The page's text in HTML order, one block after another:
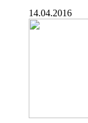
14.04.2016